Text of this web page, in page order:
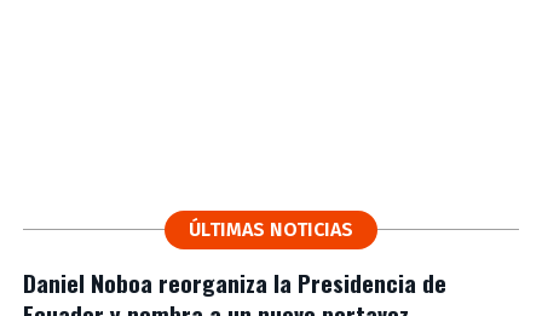
ÚLTIMAS NOTICIAS
Daniel Noboa reorganiza la Presidencia de